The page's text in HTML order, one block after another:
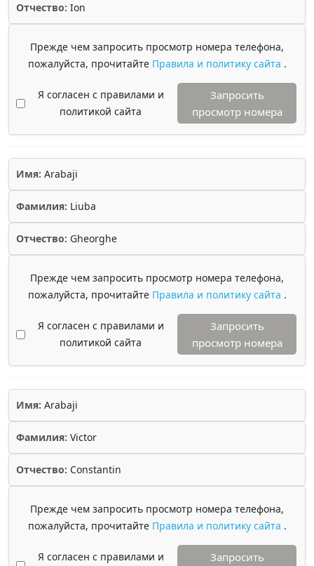
Отчество: Ion
Прежде чем запросить просмотр номера телефона,
пожалуйста, прочитайте Правила и политику сайта .
Я согласен с правилами и
политикой сайта
Запросить
просмотр номера
Имя: Arabaji
Фамилия: Liuba
Отчество: Gheorghe
Прежде чем запросить просмотр номера телефона,
пожалуйста, прочитайте Правила и политику сайта .
Я согласен с правилами и
политикой сайта
Запросить
просмотр номера
Имя: Arabaji
Фамилия: Victor
Отчество: Constantin
Прежде чем запросить просмотр номера телефона,
пожалуйста, прочитайте Правила и политику сайта .
Я согласен с правилами и
Запросить